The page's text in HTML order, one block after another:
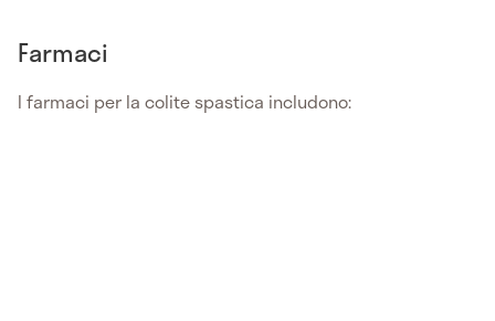
Farmaci
I farmaci per la colite spastica includono: